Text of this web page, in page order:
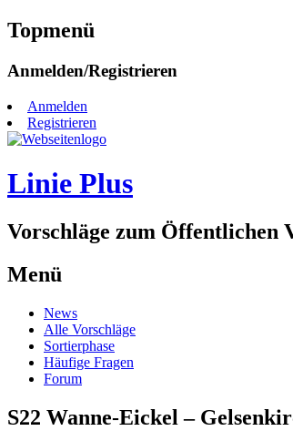
Topmenü
Zum
springen
Anmelden/Registrieren
Anmelden
Registrieren
Linie Plus
Vorschläge zum Öffentlichen
Menü
Zum
Inhalt
springen
News
Alle Vorschläge
Sortierphase
Häufige Fragen
Forum
S22 Wanne-Eickel –